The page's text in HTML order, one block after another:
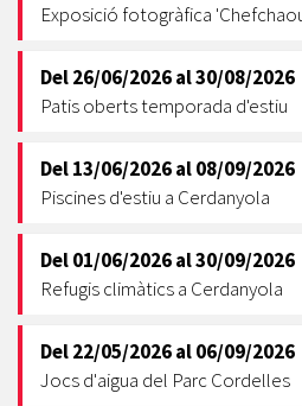
Exposició fotogràfica
Del26/06/2026al30/08/2026
Patis oberts temporada d'estiu
Del13/06/2026al08/09/2026
Piscines d'estiu a Cerdanyola
Del01/06/2026al30/09/2026
Refugis climàtics a Cerdanyola
Del22/05/2026al06/09/2026
Jocs d'aigua del Parc Cordelles